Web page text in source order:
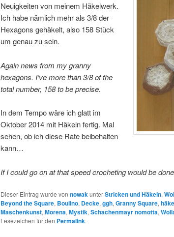
Neuigkeiten von meinem Häkelwerk.
Ich habe nämlich mehr als 3/8 der
Hexagons gehäkelt, also 158 Stück
um genau zu sein.
Again news from my granny
hexagons. I’ve more than 3/8 of the
total number, 158 to be precise.
In dem Tempo wäre ich glatt im
Oktober 2014 mit Häkeln fertig. Mal
sehen, ob ich diese Rate beibehalten
kann…
If I could go on at that speed crocheting would be
Dieser Eintrag wurde von nowakunterStricken und Häkeln,
Beyond the Square, Boulino, Decke, ggh, Granny Square,
Maschenkunst, Morena, Mystik, Schachenmayr nomotta,
Lesezeichen für den Permalink.